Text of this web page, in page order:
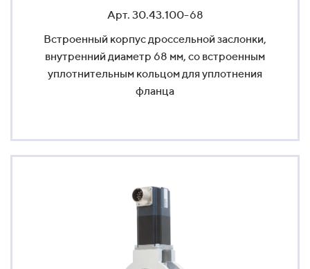
Арт. 30.43.100-68
Встроенный корпус дроссельной заслонки,
внутренний диаметр 68 мм, со встроенным
уплотнительным кольцом для уплотнения
фланца